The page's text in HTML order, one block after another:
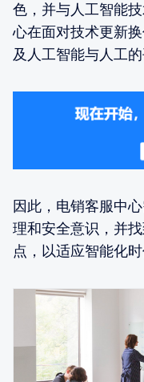
色，并与人工智能
心在面对技术更新
及人工智能与人工
因此，电销客服中
理和安全意识，并
点，以适应智能化时